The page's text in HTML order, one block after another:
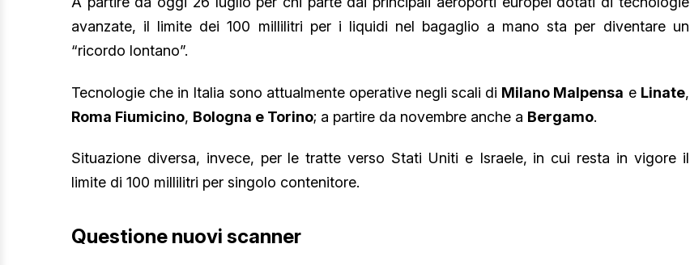
avanzate, il limite dei 100 millilitri per i liquidi nel bagaglio a mano sta per diventare un
“ricordo lontano”.
Tecnologie che in Italia sono attualmente operative negli scali di Milano Malpensa e Linate,
Roma Fiumicino, Bologna e Torino; a partire da novembre anche a Bergamo.
Situazione diversa, invece, per le tratte verso Stati Uniti e Israele, in cui resta in vigore il
limite di 100 millilitri per singolo contenitore.
Questione nuovi scanner